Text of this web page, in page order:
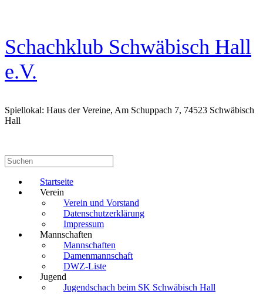
Schachklub Schwäbisch Hall
e.V.
Spiellokal: Haus der Vereine, Am Schuppach 7, 74523 Schwäbisch
Hall
Suchen
nach:
Startseite
Verein
Verein und Vorstand
Datenschutzerklärung
Impressum
Mannschaften
Mannschaften
Damenmannschaft
DWZ-Liste
Jugend
Jugendschach beim SK Schwäbisch Hall